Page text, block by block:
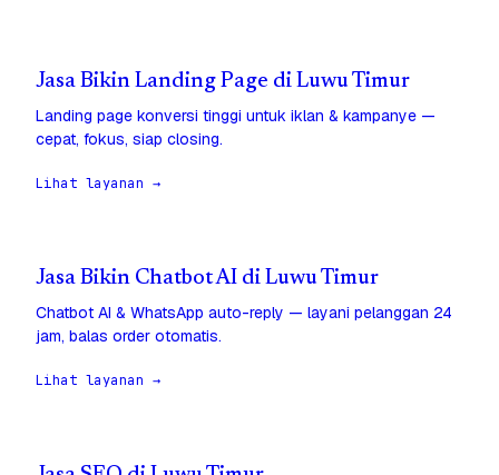
Jasa Bikin Landing Page di Luwu Timur
Landing page konversi tinggi untuk iklan & kampanye —
cepat, fokus, siap closing.
Lihat layanan →
Jasa Bikin Chatbot AI di Luwu Timur
Chatbot AI & WhatsApp auto-reply — layani pelanggan 24
jam, balas order otomatis.
Lihat layanan →